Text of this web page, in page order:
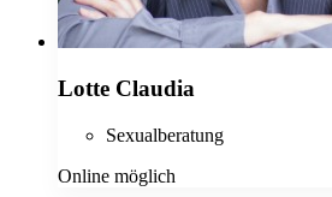
Lotte Claudia
Sexualberatung
Online möglich